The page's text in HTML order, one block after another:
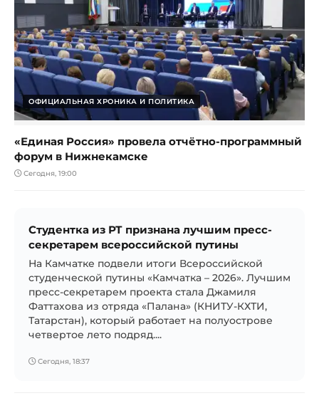
ОФИЦИАЛЬНАЯ ХРОНИКА И ПОЛИТИКА
«Единая Россия» провела отчётно-программный
форум в Нижнекамске
Сегодня, 19:00
Студентка из РТ признана лучшим пресс-
секретарем всероссийской путины
На Камчатке подвели итоги Всероссийской
студенческой путины «Камчатка – 2026». Лучшим
пресс-секретарем проекта стала Джамиля
Фаттахова из отряда «Палана» (КНИТУ-КХТИ,
Татарстан), который работает на полуострове
четвертое лето подряд....
Сегодня, 18:37